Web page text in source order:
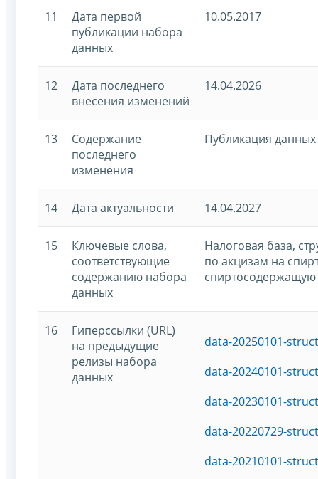
11
Дата первой
публикации набора
данных
10.05.2017
12
Дата последнего
внесения изменений
14.04.2026
13
Содержание
последнего
изменения
Публикация
14 Дата актуальности 14.04.2027
15
Ключевые слова,
соответствующие
содержанию набора
данных
Налоговая база,
по акцизам на
16
Гиперссылки (URL)
на предыдущие
релизы набора
данных
data-20250101-
data-20240101-
data-20230101-
data-20220729-
data-20210101-